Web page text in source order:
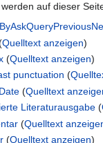
auf dieser
Quelltext anzeigen)
(Quelltext anzeigen)
punctuation (
(Quelltext
Literaturausgabe (
(Quelltext
(Quelltext anzeigen)